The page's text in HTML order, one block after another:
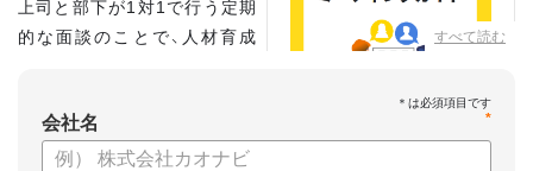
すべて読む
上司と部下が1対1で行う定期
的な面談のことで、人材育成
こちらの資料では、
*
会社名